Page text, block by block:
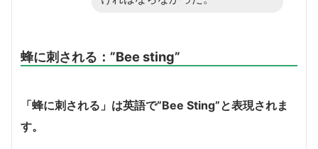
蜂に刺される：”Bee sting”
「蜂に刺される」は英語で”Bee Sting”と表現されま
す。